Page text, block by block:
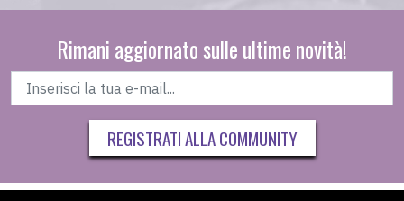
Rimani aggiornato sulle ultime novità!
REGISTRATI ALLA COMMUNITY